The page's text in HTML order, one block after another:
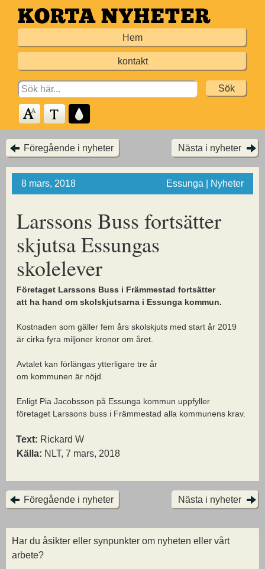
Hoppa
till
Hem
kontakt
Search
for:
Föregående i nyheter Nästa i nyheter
8 mars, 2018 Essunga | Nyheter
Larssons Buss fortsätter
skjutsaEssungas
skolelever
Företaget Larssons Buss i Främmestad fortsätter
att ha hand om skolskjutsarna i Essunga kommun.
Kostnaden som gäller fem års skolskjuts med start år 2019
är cirka fyra miljoner kronor om året.
Avtalet kan förlängas ytterligare tre år
om kommunen är nöjd.
Enligt Pia Jacobsson på Essunga kommun uppfyller
företaget Larssons buss i Främmestad alla kommunens krav.
Text: Rickard W
Källa: NLT, 7 mars, 2018
Föregående i nyheter Nästa i nyheter
Har du åsikter eller synpunkter om nyheten eller vårt
arbete?